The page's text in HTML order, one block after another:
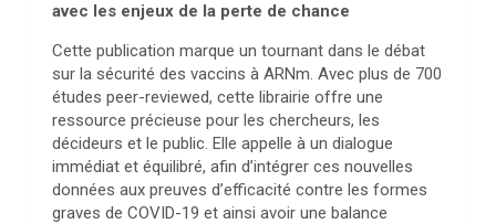
avec les enjeux de la perte de chance
Cette publication marque un tournant dans le débat
sur la sécurité des vaccins à ARNm. Avec plus de 700
études peer-reviewed, cette librairie offre une
ressource précieuse pour les chercheurs, les
décideurs et le public. Elle appelle à un dialogue
immédiat et équilibré, afin d’intégrer ces nouvelles
données aux preuves d’efficacité contre les formes
graves de COVID-19 et ainsi avoir une balance